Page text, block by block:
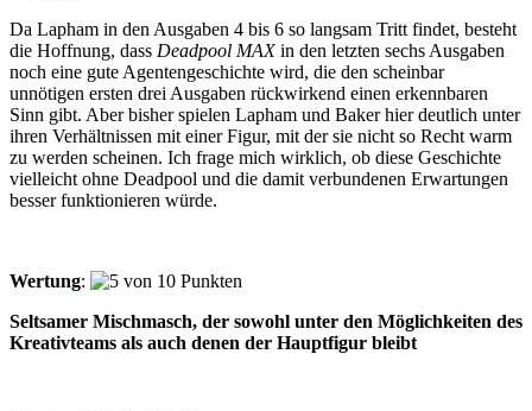
Da Lapham in den Ausgaben 4 bis 6 so langsam Tritt findet, besteht
die Hoffnung, dass Deadpool MAXin den letzten sechs Ausgaben
noch eine gute Agentengeschichte wird, die den scheinbar
unnötigen ersten drei Ausgaben rückwirkend einen erkennbaren
Sinn gibt. Aber bisher spielen Lapham und Baker hier deutlich unter
ihren Verhältnissen mit einer Figur, mit der sie nicht so Recht warm
zu werden scheinen. Ich frage mich wirklich, ob diese Geschichte
vielleicht ohne Deadpool und die damit verbundenen Erwartungen
besser funktionieren würde.
Wertung:
Seltsamer Mischmasch, der sowohl unter den Möglichkeiten des
Kreativteams als auch denen der Hauptfigur bleibt